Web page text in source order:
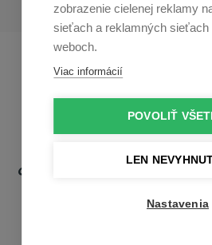
zobrazenie cielenej reklamy
sieťach a reklamných sieťach
weboch.
Viac informácií
POVOLIŤ
LEN
Nastavenia
Profikuchař.cz